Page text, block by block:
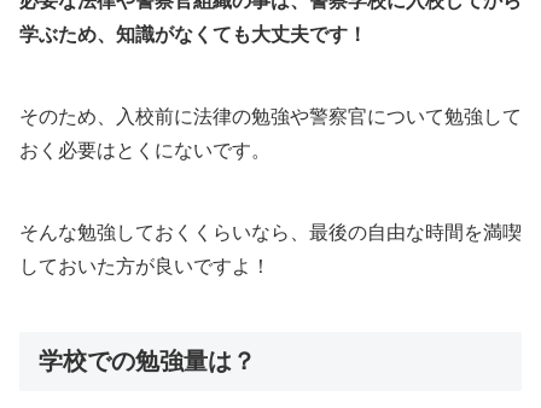
学ぶため、知識がなくても大丈夫です！
そのため、入校前に法律の勉強や警察官について勉強して
おく必要はとくにないです。
そんな勉強しておくくらいなら、最後の自由な時間を満喫
しておいた方が良いですよ！
学校での勉強量は？